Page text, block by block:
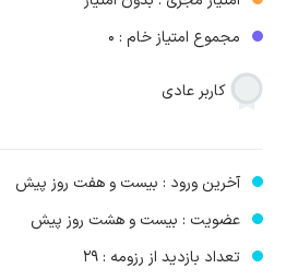
مجموع امتیاز خام : 0
کاربر عادی
آخرین ورود : بیست و هفت روز پیش
عضویت : بیست و هشت روز پیش
تعداد بازدید از رزومه : 29